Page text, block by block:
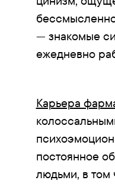
— знакомые
ежедневно
Карьера
постоянное
людьми, в том